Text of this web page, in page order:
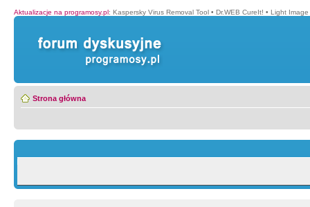
Aktualizacje na programosy.pl: Kaspersky Virus Removal Tool • Dr.WEB CureIt! • Light Image
Strona główna